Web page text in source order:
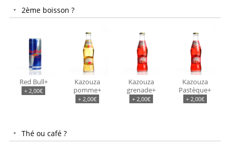
2ème boisson ?
Red Bull+
+ 2,00€
Kazouza
pomme+
+ 2,00€
Kazouza
grenade+
+ 2,00€
Kazouza
Pastèque+
+ 2,00€
Thé ou café ?